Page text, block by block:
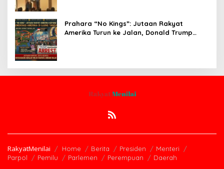
Prahara “No Kings”: Jutaan Rakyat
Amerika Turun ke Jalan, Donald Trump
RakyatMenilai Home Berita Presiden
Menteri
Parpol
Pemilu Parlemen Perempuan Daerah